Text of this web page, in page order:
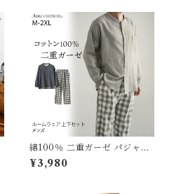
綿100％ 二重ガーゼ パジャマ
上下セット ダブルガーゼ 前開
き ルームウェア メンズ 春 夏
¥3,980